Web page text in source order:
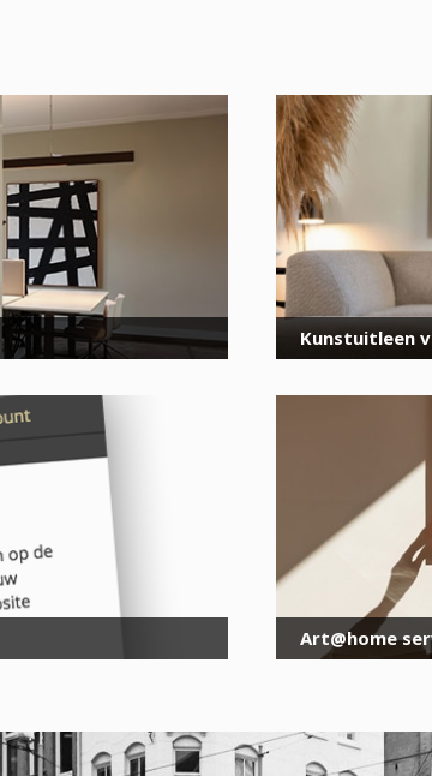
Kunstuitleen
Art@home
voor onze
E-
mailadres